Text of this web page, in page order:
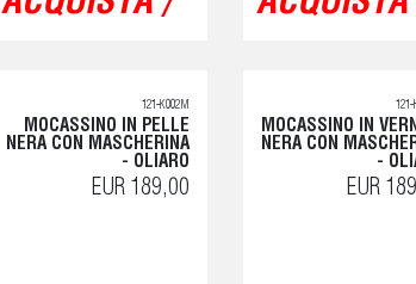
121-K002M
MOCASSINO IN PELLE
NERA CON MASCHERINA
- OLIARO
EUR 189,00
MOCASSINO IN
NERA CON
-
EUR